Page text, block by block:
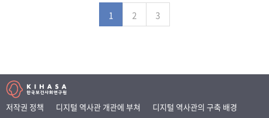
1 2 3
저작권 정책 디지털 역사관 개관에 부쳐
디지털 역사관의 구축 배경